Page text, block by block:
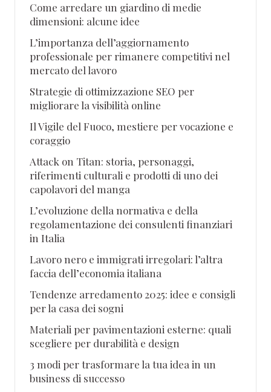
Come arredare un giardino di medie
dimensioni: alcune idee
L’importanza dell’aggiornamento
professionale per rimanere competitivi nel
mercato del lavoro
Strategie di ottimizzazione SEO per
migliorare la visibilità online
Il Vigile del Fuoco, mestiere per vocazione e
coraggio
Attack on Titan: storia, personaggi,
riferimenti culturali e prodotti di uno dei
capolavori del manga
L’evoluzione della normativa e della
regolamentazione dei consulenti finanziari
in Italia
Lavoro nero e immigrati irregolari: l’altra
faccia dell’economia italiana
Tendenze arredamento 2025: idee e consigli
per la casa dei sogni
Materiali per pavimentazioni esterne: quali
scegliere per durabilità e design
3 modi per trasformare la tua idea in un
business di successo